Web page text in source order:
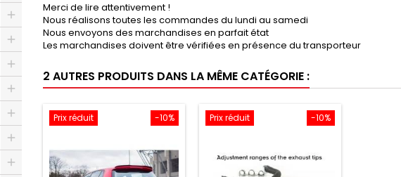
Merci de lire attentivement !
Nous réalisons toutes les commandes du lundi au samedi
Nous envoyons des marchandises en parfait état
Les marchandises doivent être vérifiées en présence du transporteur
2 AUTRES PRODUITS DANS LA MÊME CATÉGORIE :
-10%
Prix réduit -10%
Prix réduit